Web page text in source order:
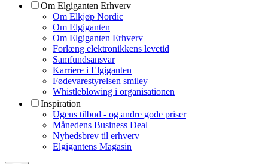
Om Elgiganten Erhverv
Om Elkjøp Nordic
Om Elgiganten
Om Elgiganten Erhverv
Forlæng elektronikkens levetid
Samfundsansvar
Karriere i Elgiganten
Fødevarestyrelsen smiley
Whistleblowing i organisationen
Inspiration
Ugens tilbud - og andre gode priser
Månedens Business Deal
Nyhedsbrev til erhverv
Elgigantens Magasin